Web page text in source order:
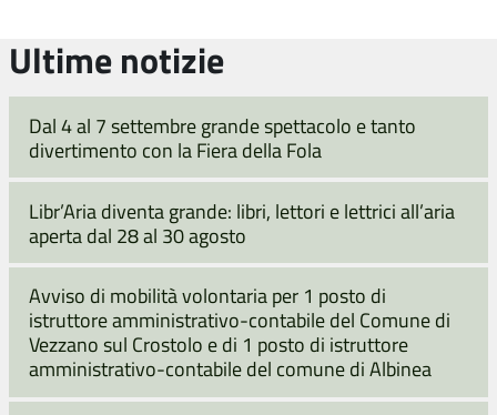
Ultime notizie
Dal 4 al 7 settembre grande spettacolo e tanto
divertimento con la Fiera della Fola
Libr’Aria diventa grande: libri, lettori e lettrici all’aria
aperta dal 28 al 30 agosto
Avviso di mobilità volontaria per 1 posto di
istruttore amministrativo-contabile del Comune di
Vezzano sul Crostolo e di 1 posto di istruttore
amministrativo-contabile del comune di Albinea